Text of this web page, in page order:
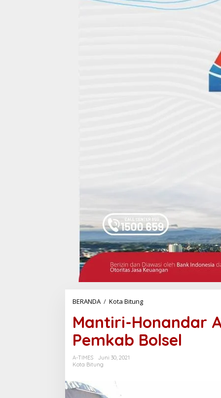
BERANDA / Kota Bitung
n
t
i
r
Mantiri-Honandar
Pemkab Bolsel
A-TIMES
Juni 30, 2021
Kota Bitung